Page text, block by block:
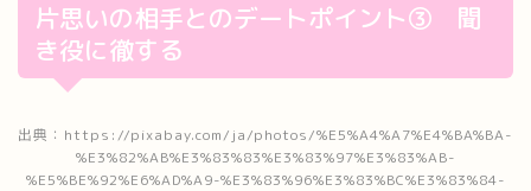
片思いの相手とのデートポイント③ 聞
き役に徹する
出典：https://pixabay.com/ja/photos/%E5%A4%A7%E4%BA%BA-
%E3%82%AB%E3%83%83%E3%83%97%E3%83%AB-
%E5%BE%92%E6%AD%A9-%E3%83%96%E3%83%BC%E3%83%84-